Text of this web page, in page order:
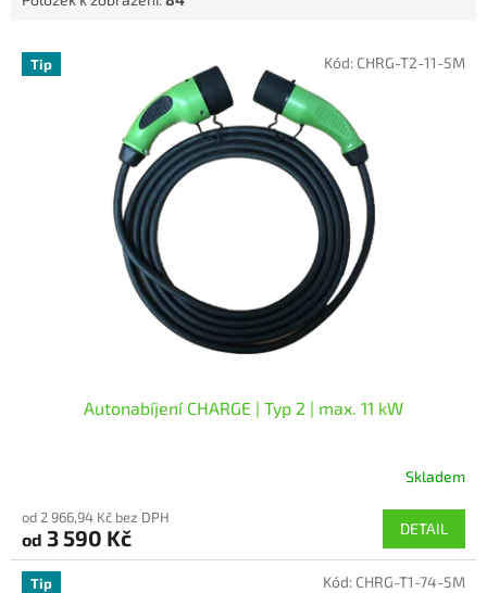
V Tip
Autonabíjení CHARGE | Typ 2 | max. 11 kW
produktu
je
5,0
Skladem
od 2 966,94 Kč bez DPH
od 3 590 Kč DETAIL
Kód: CHRG-T2-11-5M
Tip Kód: CHRG-T1-74-5M